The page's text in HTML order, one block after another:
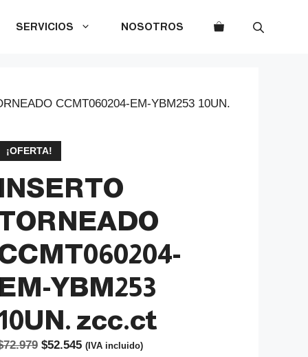
SERVICIOS NOSOTROS
CCMT060204-EM-YBM253 10UN.
¡OFERTA!
INSERTO
EM-YBM253
zcc.ct
72.979 El
$52.545El(IVA incluido)